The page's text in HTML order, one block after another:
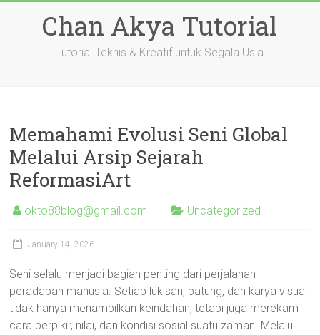
Chan Akya Tutorial
Tutorial Teknis & Kreatif untuk Segala Usia
Memahami Evolusi Seni Global
Melalui Arsip Sejarah
ReformasiArt
okto88blog@gmail.com Uncategorized
January 14, 2026
Seni selalu menjadi bagian penting dari perjalanan
peradaban manusia. Setiap lukisan, patung, dan karya visual
tidak hanya menampilkan keindahan, tetapi juga merekam
cara berpikir, nilai, dan kondisi sosial suatu zaman. Melalui